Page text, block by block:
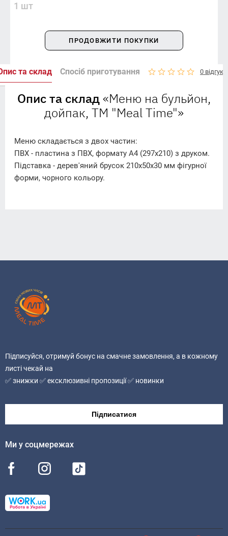
1 шт
ПРОДОВЖИТИ ПОКУПКИ
та склад Спосіб приготування 0 відгуків
Опис та склад«Меню на бульйон,
дойпак, TM "Meal Time"»
Меню складається з двох частин:
ПВХ - пластина з ПВХ, формату А4 (297х210) з друком.
Підставка - дерев'яний брусок 210х50х30 мм фігурної
форми, чорного кольору.
Підписуйся, отримуй бонус на смачне замовлення, а в кожному
листі чекай на
✅ знижки ✅ ексклюзивні пропозиції ✅ новинки
Підписатися
Ми у соцмережах